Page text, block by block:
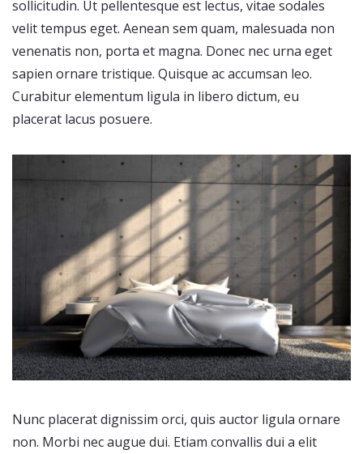
sollicitudin. Ut pellentesque est lectus, vitae sodales
velit tempus eget. Aenean sem quam, malesuada non
venenatis non, porta et magna. Donec nec urna eget
sapien ornare tristique. Quisque ac accumsan leo.
Curabitur elementum ligula in libero dictum, eu
placerat lacus posuere.
Nunc placerat dignissim orci, quis auctor ligula ornare
non. Morbi nec augue dui. Etiam convallis dui a elit